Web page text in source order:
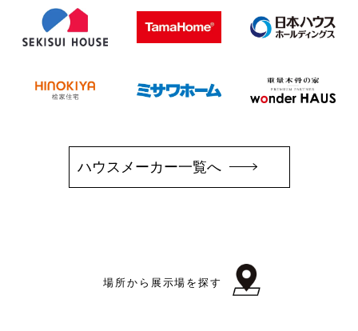
ハウスメーカー一覧へ
場所から展示場を探す